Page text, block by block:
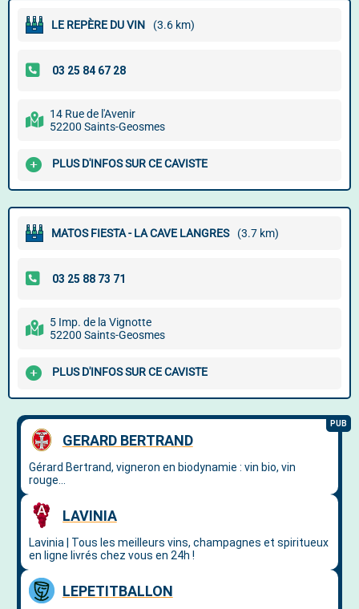
LE REPÈRE DU VIN (3.6 km)
14 Rue de l'Avenir
52200 Saints-Geosmes
PLUS D'INFOS SUR CE CAVISTE
MATOS FIESTA - LA CAVE LANGRES (3.7 km)
5 Imp. de la Vignotte
52200 Saints-Geosmes
PLUS D'INFOS SUR CE CAVISTE